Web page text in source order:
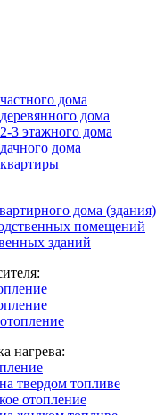
дома
дома
3 этажного дома
дома
дома (здания)
помещений
зданий
нагрева:
твердом топливе
отопление